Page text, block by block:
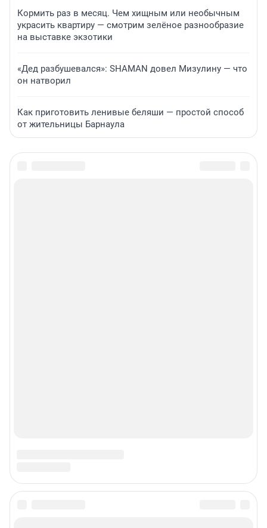
Кормить раз в месяц. Чем хищным или необычным
украсить квартиру — смотрим зелёное разнообразие
на выставке экзотики
«Дед разбушевался»: SHAMAN довел Мизулину — что
он натворил
Как приготовить ленивые беляши — простой способ
от жительницы Барнаула